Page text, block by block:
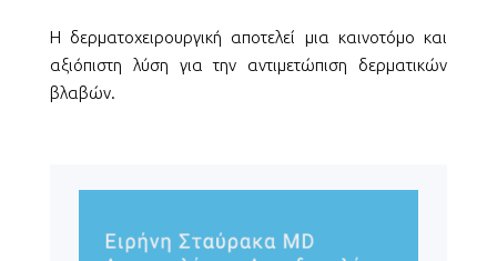
Η δερματοχειρουργική αποτελεί μια καινοτόμο και
αξιόπιστη λύση για την αντιμετώπιση δερματικών
βλαβών.